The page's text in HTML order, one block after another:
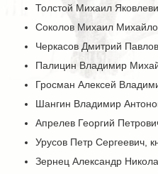
Толстой Михаил
Соколов Михаил
Черкасов Дмитрий
Палицин Владимир
Гросман Алексей
Шангин Владимир
Апрелев Георгий
Урусов Петр Сергеевич,
Зернец Александр